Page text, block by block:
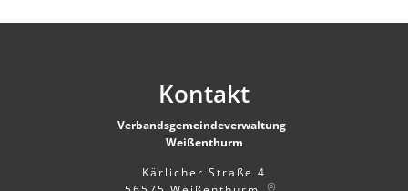
Kontakt
Verbandsgemeindeverwaltung
Weißenthurm
Kärlicher Straße 4